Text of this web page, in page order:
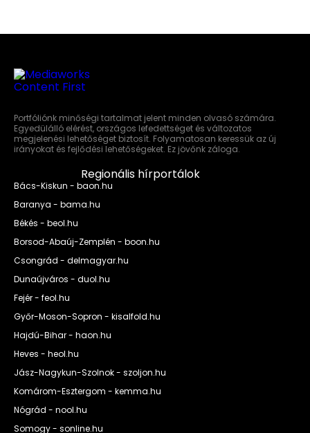
Portfóliónk minőségi tartalmat jelent minden olvasó számára.
Egyedülálló elérést, országos lefedettséget és változatos
megjelenési lehetőséget biztosít. Folyamatosan keressük az új
irányokat és fejlődési lehetőségeket. Ez jövőnk záloga.
Regionális hírportálok
Bács-Kiskun - baon.hu
Baranya - bama.hu
Békés - beol.hu
Borsod-Abaúj-Zemplén - boon.hu
Csongrád - delmagyar.hu
Dunaújváros - duol.hu
Fejér - feol.hu
Győr-Moson-Sopron - kisalfold.hu
Hajdú-Bihar - haon.hu
Heves - heol.hu
Jász-Nagykun-Szolnok - szoljon.hu
Komárom-Esztergom - kemma.hu
Nógrád - nool.hu
Somogy - sonline.hu